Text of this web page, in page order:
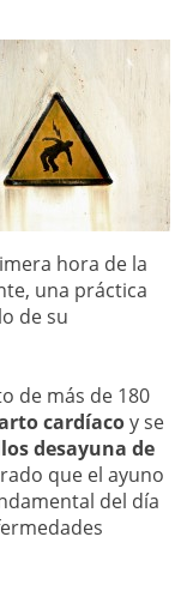
hora de la
una práctica
de su
de más de 180
cardíacoy se
desayuna de
que el ayuno
del día